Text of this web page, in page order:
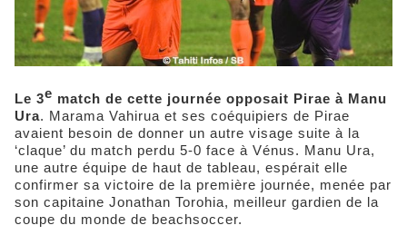
Le 3e match de cette journée opposait Pirae à Manu
Ura. Marama Vahirua et ses coéquipiers de Pirae
avaient besoin de donner un autre visage suite à la
‘claque’ du match perdu 5-0 face à Vénus. Manu Ura,
une autre équipe de haut de tableau, espérait elle
confirmer sa victoire de la première journée, menée par
son capitaine Jonathan Torohia, meilleur gardien de la
coupe du monde de beachsoccer.